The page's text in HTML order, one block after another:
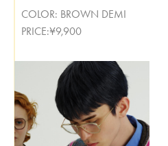
COLOR: BROWN DEMI
PRICE:¥9,900